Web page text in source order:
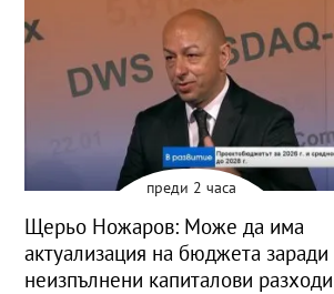
преди 2 часа
Щерьо Ножаров: Може да има
актуализация на бюджета заради
неизпълнени капиталови разходи